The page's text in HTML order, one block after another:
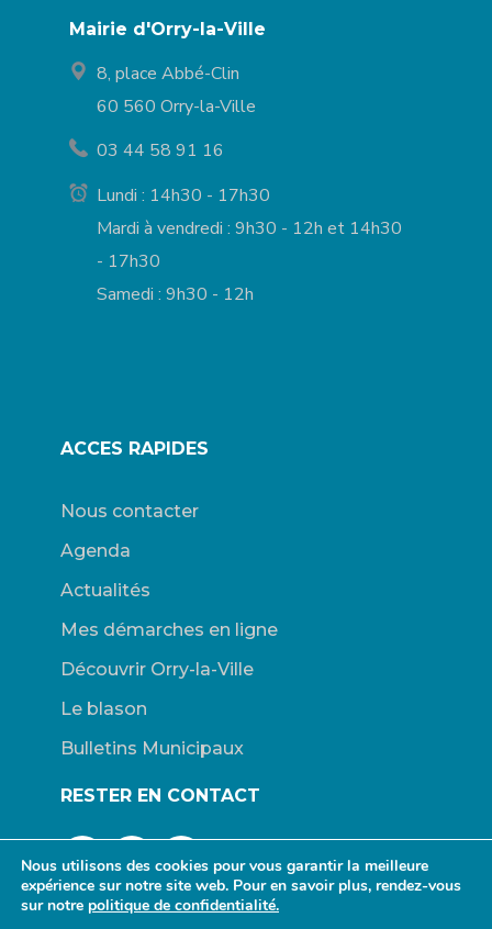
Mairie d'Orry-la-Ville
8, place Abbé-Clin
60 560 Orry-la-Ville
03 44 58 91 16
Lundi : 14h30 - 17h30
Mardi à vendredi : 9h30 - 12h et 14h30
- 17h30
Samedi : 9h30 - 12h
ACCES RAPIDES
Nous contacter
Agenda
Actualités
Mes démarches en ligne
Découvrir Orry-la-Ville
Le blason
Bulletins Municipaux
RESTER EN CONTACT
Nous utilisons des cookies pour vous garantir la meilleure
expérience sur notre site web. Pour en savoir plus, rendez-vous
sur notre politique de confidentialité.